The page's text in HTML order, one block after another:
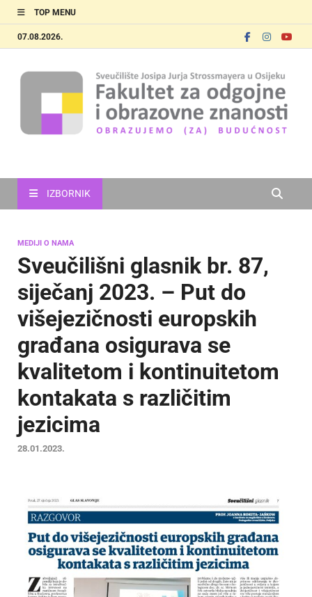
TOP MENU
07.08.2026.
IZBORNIK
MEDIJI O NAMA
Sveučilišni glasnik br. 87,
siječanj 2023. – Put do
višejezičnosti europskih
građana osigurava se
kvalitetom i kontinuitetom
kontakata s različitim
jezicima
28.01.2023.